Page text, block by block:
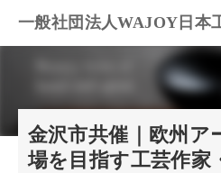
一般社団法人WAJOY日本
金沢市共催｜欧州ア
場を目指す工芸作家